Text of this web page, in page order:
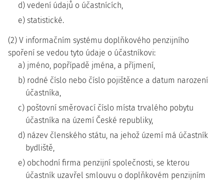
d) vedení údajů o účastnících,
e) statistické.
(2) V informačním systému doplňkového penzijního
spoření se vedou tyto údaje o účastníkovi:
a) jméno, popřípadě jména, a příjmení,
b) rodné číslo nebo číslo pojištěnce a datum narození
účastníka,
c) poštovní směrovací číslo místa trvalého pobytu
účastníka na území České republiky,
d) název členského státu, na jehož území má účastník
bydliště,
e) obchodní firma penzijní společnosti, se kterou
účastník uzavřel smlouvu o doplňkovém penzijním